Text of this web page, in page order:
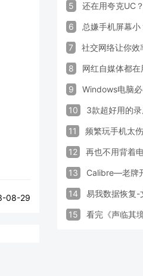
08-29
5 还在用夸克UC
6 总嫌手机屏幕小
7 社交网络让你效
8 网红自媒体都
9 Windows电脑
10 3款超好用的
11 频繁玩手机太
12 再也不用背着
13 Calibre—老牌
14 易我数据恢复-
15 看完《声临其